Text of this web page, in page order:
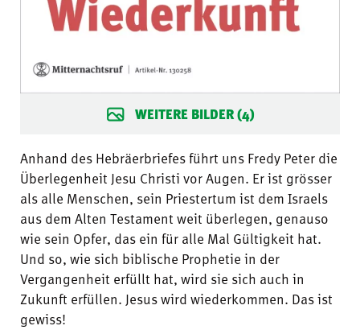
WEITERE BILDER (4)
Anhand des Hebräerbriefes führt uns Fredy Peter die
Überlegenheit Jesu Christi vor Augen. Er ist grösser
als alle Menschen, sein Priestertum ist dem Israels
aus dem Alten Testament weit überlegen, genauso
wie sein Opfer, das ein für alle Mal Gültigkeit hat.
Und so, wie sich biblische Prophetie in der
Vergangenheit erfüllt hat, wird sie sich auch in
Zukunft erfüllen. Jesus wird wiederkommen. Das ist
gewiss!